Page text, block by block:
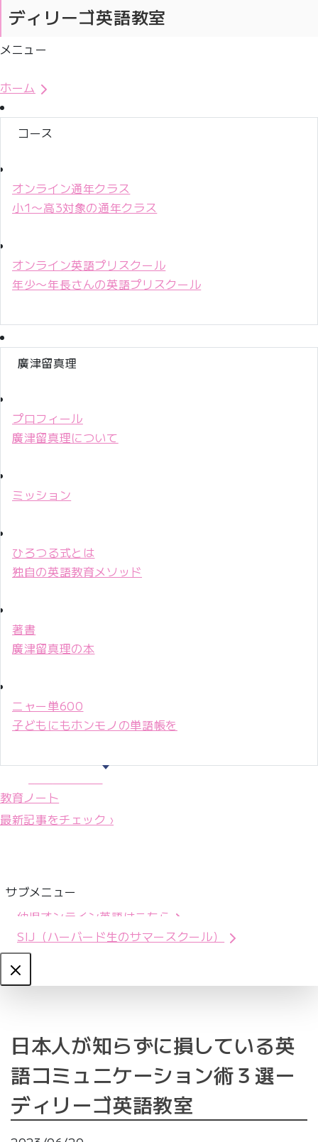
ディリーゴ英語教室
メニュー
ホーム
コース
オンライン通年クラス
小1〜高3対象の通年クラス
オンライン英語プリスクール
年少〜年長さんの英語プリスクール
廣津留真理
プロフィール
廣津留真理について
ミッション
ひろつる式とは
独自の英語教育メソッド
著書
廣津留真理の本
ニャー単600
子どもにもホンモノの単語帳を
教育ノート
最新記事をチェック ›
サブメニュー
幼児オンライン英語はこちら
SIJ（ハーバード生のサマースクール）
Close
日本人が知らずに損している英
語コミュニケーション術３選ー
ディリーゴ英語教室